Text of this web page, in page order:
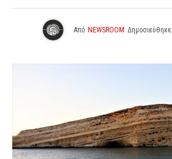
Από NEWSROOM Δημοσιεύθηκε